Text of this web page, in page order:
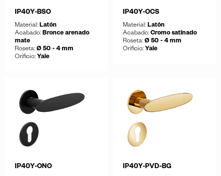
IP40Y-BSO
Material: Latón
Acabado: Bronce arenado
mate
Roseta: Ø 50 - 4 mm
Orificio: Yale
IP40Y-OCS
Material: Latón
Acabado: Cromo satinado
Roseta: Ø 50 - 4 mm
Orificio: Yale
IP40Y-ONO IP40Y-PVD-BG